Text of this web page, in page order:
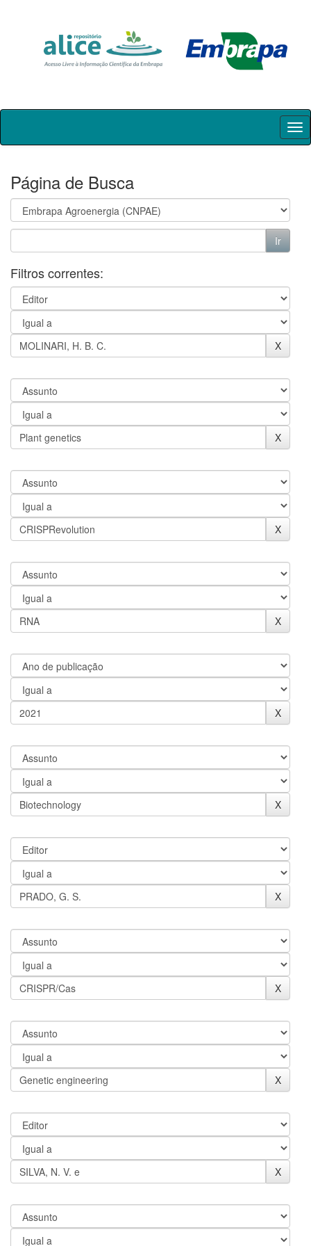
Skip
Página de Busca
Filtros correntes: